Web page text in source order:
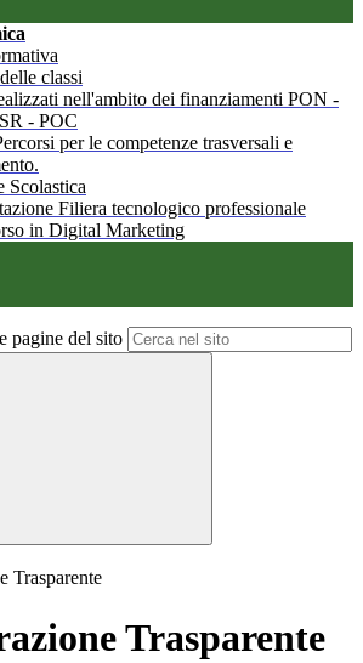
classi
nell'ambito dei finanziamenti PON -
- POC
per le competenze trasversali e
Scolastica
Filiera tecnologico professionale
in Digital Marketing
pagine del sito
Trasparente
Trasparente